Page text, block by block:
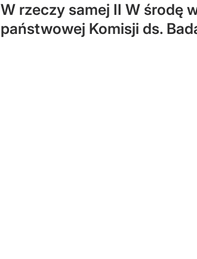
W rzeczy samej II W środę
państwowej Komisji ds.